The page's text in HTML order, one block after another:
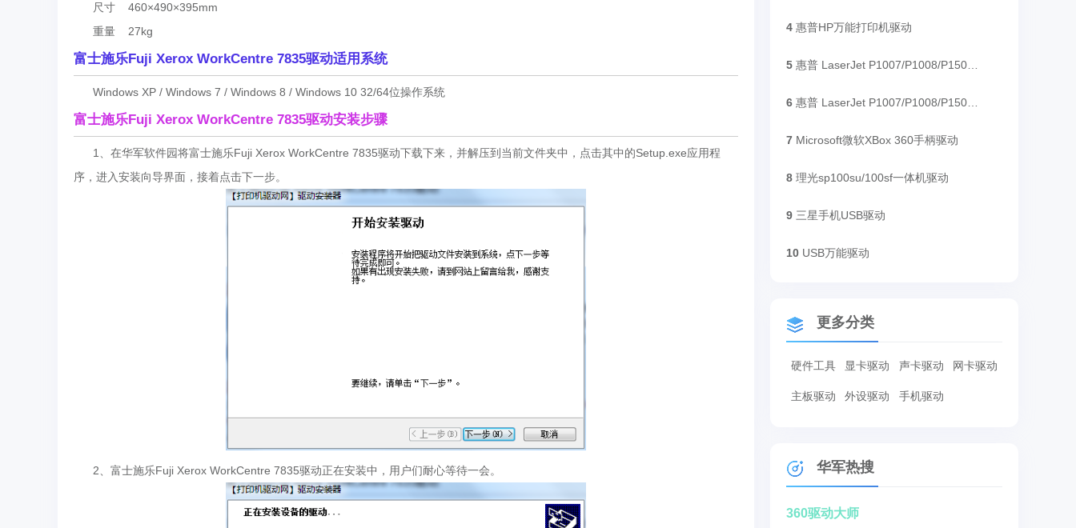
尺寸 460×490×395mm
重量 27kg
富士施乐Fuji Xerox WorkCentre 7835驱动适用系统
Windows XP / Windows 7 / Windows 8 / Windows 10 32/64位操作系统
富士施乐Fuji Xerox WorkCentre 7835驱动安装步骤
1、在华军软件园将富士施乐Fuji Xerox WorkCentre 7835驱动下载下来，并解压到当前文件夹中，点击其中的Setup.exe应用程
序，进入安装向导界面，接着点击下一步。
2、富士施乐Fuji Xerox WorkCentre 7835驱动正在安装中，用户们耐心等待一会。
4 惠普HP万能打印机驱动
5
6
7 Microsoft微软XBox 360手柄驱动
8 理光sp100su/100sf一体机驱动
9 三星手机USB驱动
10 USB万能驱动
更多分类
硬件工具 显卡驱动 声卡驱动 网卡驱动
主板驱动 外设驱动 手机驱动
华军热搜
360驱动大师